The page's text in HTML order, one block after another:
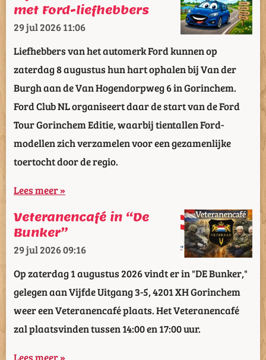
met Ford-liefhebbers
29 jul 202611:06
Liefhebbers van het automerk Ford kunnen op
zaterdag 8 augustus hun hart ophalen bij Van der
Burgh aan de Van Hogendorpweg 6 in Gorinchem.
Ford Club NL organiseert daar de start van de Ford
Tour Gorinchem Editie, waarbij tientallen Ford-
modellen zich verzamelen voor een gezamenlijke
toertocht door de regio.
Lees meer »
Veteranencafé in “De
Bunker”
29 jul 202609:16
Op zaterdag 1 augustus 2026 vindt er in "DE Bunker,"
gelegen aan Vijfde Uitgang 3-5, 4201 XH Gorinchem
weer een Veteranencafé plaats. Het Veteranencafé
zal plaatsvinden tussen 14:00 en 17:00 uur.